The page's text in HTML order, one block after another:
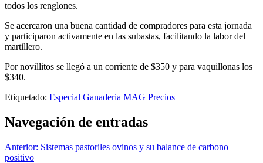
todos los renglones.
Se acercaron una buena cantidad de compradores para esta jornada
y participaron activamente en las subastas, facilitando la labor del
martillero.
Por novillitos se llegó a un corriente de $350 y para vaquillonas los
$340.
Etiquetado: Especial Ganaderia MAG Precios
Navegación de entradas
Anterior: Sistemas pastoriles ovinos y su balance de carbono
positivo